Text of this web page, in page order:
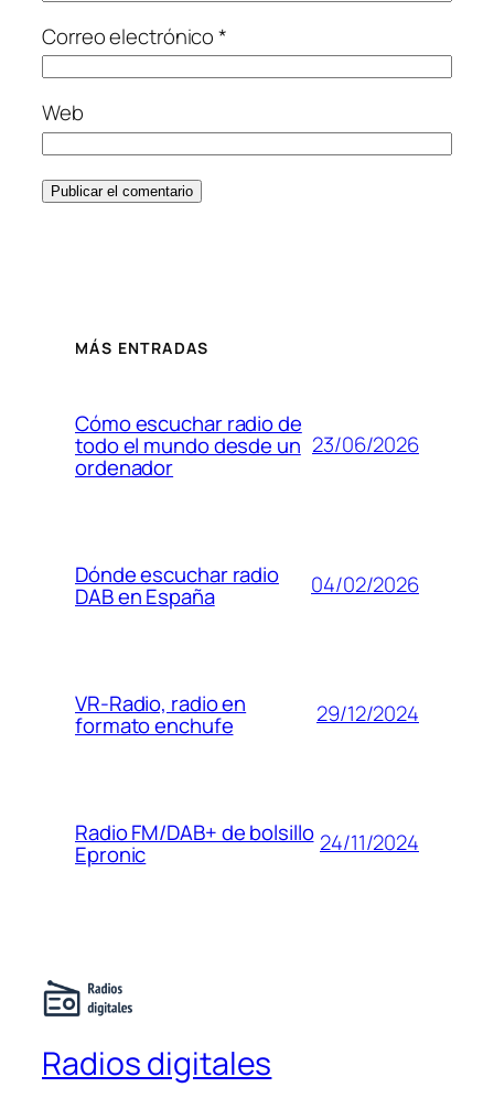
Correo electrónico*
Web
MÁS ENTRADAS
Cómo escuchar radio de
todo el mundo desde un
ordenador
23/06/2026
Dónde escuchar radio
DAB en España 04/02/2026
VR-Radio, radio en
formato enchufe 29/12/2024
Radio FM/DAB+ de bolsillo
Epronic 24/11/2024
Radios digitales